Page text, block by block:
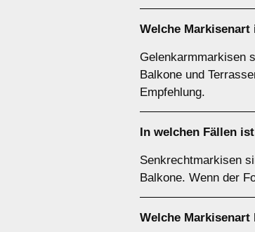
Welche
Gelenkarmmarkisen
Balkone und
Empfehlung.
In welchen Fällen
Senkrechtmarkisen
Balkone. Wenn der
Welche